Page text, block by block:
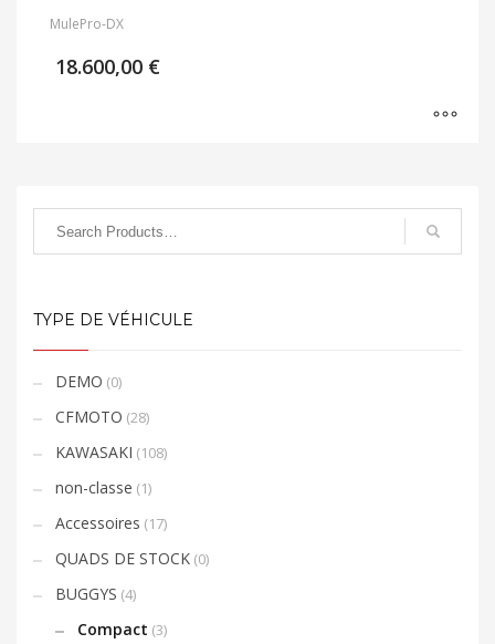
MulePro-DX
18.600,00 €
TYPE DE VÉHICULE
DEMO (0)
CFMOTO (28)
KAWASAKI (108)
non-classe (1)
Accessoires (17)
QUADS DE STOCK (0)
BUGGYS (4)
Compact (3)